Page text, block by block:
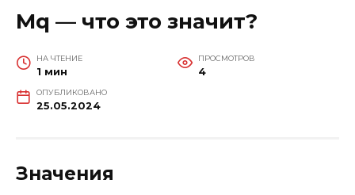
Mq — что это значит?
НА ЧТЕНИЕ
1 мин
ПРОСМОТРОВ
4
ОПУБЛИКОВАНО
25.05.2024
Значения